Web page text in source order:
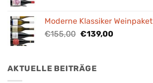
€98,00 €89,00.
Moderne Klassiker Weinpaket
€155,00 Ursprünglicher
€155,00
€139,00Aktueller
AKTUELLE BEITRÄGE